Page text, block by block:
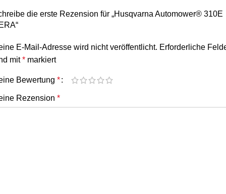
die erste Rezension für „Husqvarna Automower® 310E
E-Mail-Adresse wird nicht veröffentlicht. Erforderliche
mit* markiert
Bewertung *
Rezension *